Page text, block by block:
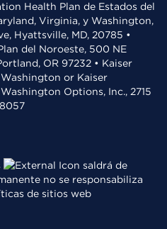
Health Plan de Estados del
Virginia, y Washington,
Hyattsville, MD, 20785 •
del Noroeste, 500 NE
OR 97232 • Kaiser
or Kaiser
Options, Inc., 2715
saldrá de
no se responsabiliza
de sitios web